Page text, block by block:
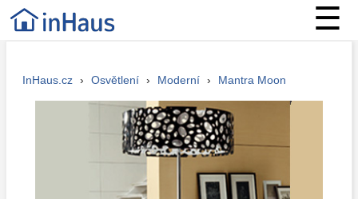
☰
InHaus.cz › Osvětlení › Moderní › Mantra Moon